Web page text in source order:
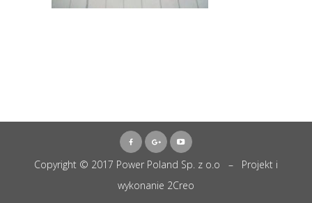
Copyright © 2017 Power Poland Sp. z o.o – Projekt i
wykonanie 2Creo